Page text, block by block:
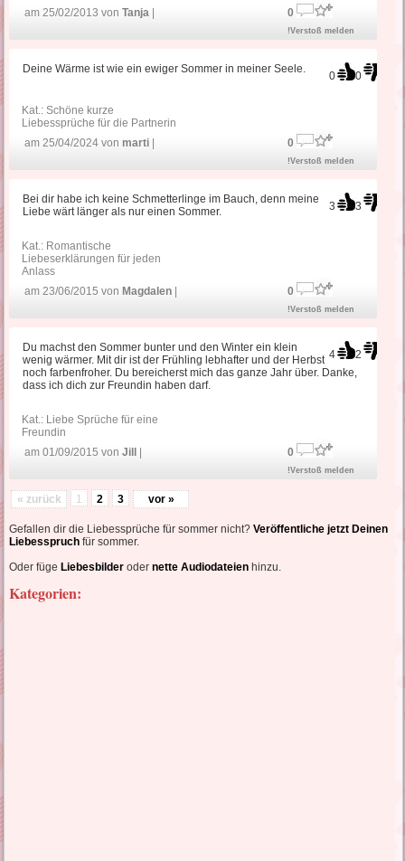
am 25/02/2013 vonTanja 0
!Verstoß melden
0 0
Deine Wärme ist wie ein ewiger Sommer in meiner Seele.
Kat.:Schöne kurze
Liebessprüche für die Partnerin
am 25/04/2024 vonmarti 0
!Verstoß melden
3 3
Bei dir habe ich keine Schmetterlinge im Bauch, denn meine
Liebe wärt länger als nur einen Sommer.
Kat.: Romantische
Liebeserklärungen für jeden
Anlass
am 23/06/2015 von Magdalen 0
!Verstoß melden
4 2
Du machst den Sommer bunter und den Winter ein klein
wenig wärmer. Mit dir ist der Frühling lebhafter und der Herbst
noch farbenfroher. Du bereicherst mich das ganze Jahr über. Danke,
dass ich dich zur Freundin haben darf.
Kat.: Liebe Sprüche für eine
Freundin
am 01/09/2015 vonJill 0
!Verstoß melden
« zurück 1 2 3 vor »
Gefallen dir die Liebessprüche für sommer nicht?Veröffentliche jetzt Deinen
Liebesspruch für sommer.
Oder füge Liebesbilder odernette Audiodateien hinzu.
Kategorien: